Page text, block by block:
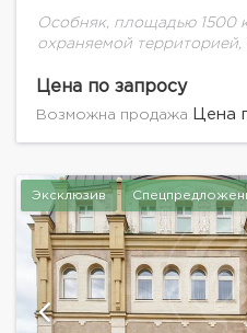
Особняк, площадью 1500
охраняемой
престижной локации
отреставрированное
Цена по запросу
Возможна продажа Цена
Эксклюзив